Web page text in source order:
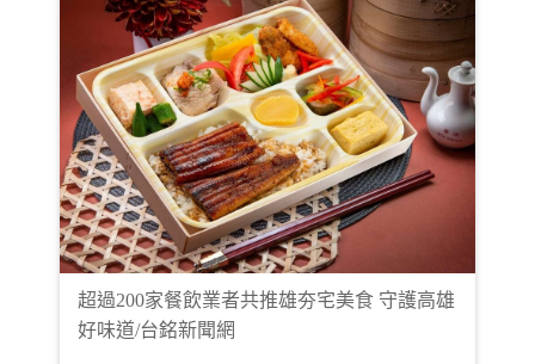
超過200家餐飲業者共推雄夯宅美食 守護高雄
好味道/台銘新聞網